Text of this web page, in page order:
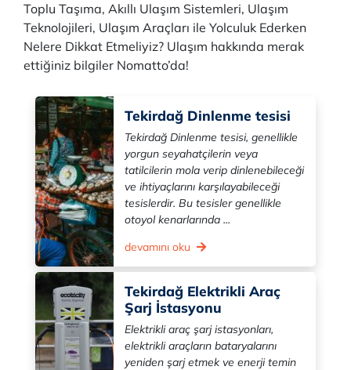
Toplu Taşıma, Akıllı Ulaşım Sistemleri, Ulaşım
Teknolojileri, Ulaşım Araçları ile Yolculuk Ederken
Nelere Dikkat Etmeliyiz? Ulaşım hakkında merak
ettiğiniz bilgiler Nomatto’da!
Tekirdağ Dinlenme tesisi
Tekirdağ Dinlenme tesisi, genellikle
yorgun seyahatçilerin veya
tatilcilerin mola verip dinlenebileceği
ve ihtiyaçlarını karşılayabileceği
tesislerdir. Bu tesisler genellikle
otoyol kenarlarında ...
devamını oku
Tekirdağ Elektrikli Araç
Şarj İstasyonu
Elektrikli araç şarj istasyonları,
elektrikli araçların bataryalarını
yeniden şarj etmek ve enerji temin